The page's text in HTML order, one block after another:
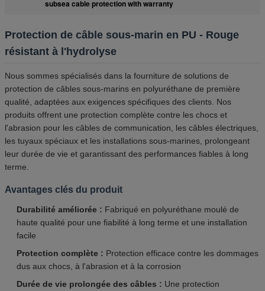
subsea cable protection with warranty
Protection de câble sous-marin en PU - Rouge
résistant à l'hydrolyse
Nous sommes spécialisés dans la fourniture de solutions de
protection de câbles sous-marins en polyuréthane de première
qualité, adaptées aux exigences spécifiques des clients. Nos
produits offrent une protection complète contre les chocs et
l'abrasion pour les câbles de communication, les câbles électriques,
les tuyaux spéciaux et les installations sous-marines, prolongeant
leur durée de vie et garantissant des performances fiables à long
terme.
Avantages clés du produit
Durabilité améliorée : Fabriqué en polyuréthane moulé de
haute qualité pour une fiabilité à long terme et une installation
facile
Protection complète : Protection efficace contre les dommages
dus aux chocs, à l'abrasion et à la corrosion
Durée de vie prolongée des câbles : Une protection